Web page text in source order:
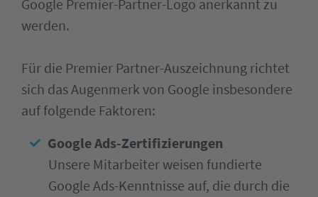
Google Premier-Partner-Logo anerkannt zu
werden.
Für die Premier Partner-Auszeichnung richtet
sich das Augenmerk von Google insbesondere
auf folgende Faktoren:
Google Ads-Zertifizierungen
Unsere Mitarbeiter weisen fundierte
Google Ads-Kenntnisse auf, die durch die